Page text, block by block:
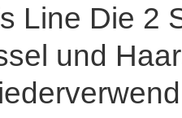
Line Die 2
und